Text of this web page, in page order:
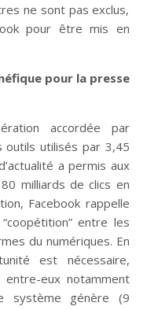
ne sont pas exclus,
pour être mis en
pour la presse
accordée par
outils utilisés par 3,45
a permis aux
milliards de clics en
Facebook rappelle
entre les
du numériques. En
est nécessaire,
eux notamment
système génère (9